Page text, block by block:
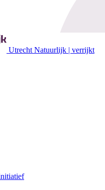
Utrecht Natuurlijk | verrijkt